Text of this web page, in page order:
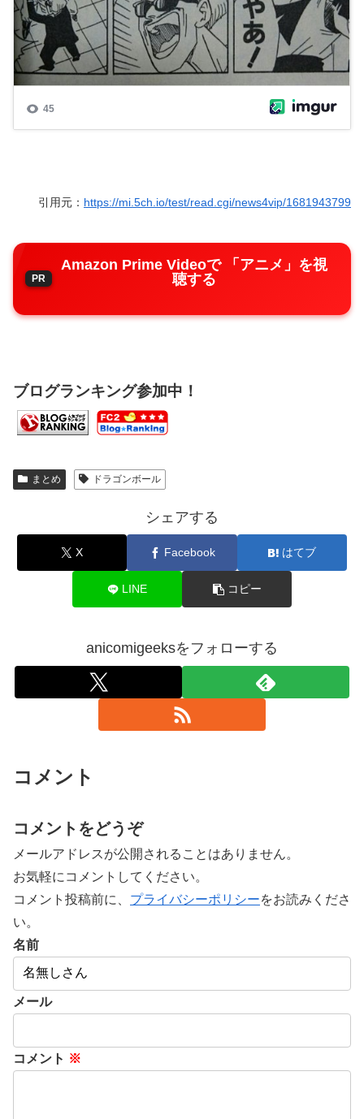
引用元： https://mi.5ch.io/test/read.cgi/news4vip/1681943799
Amazon Prime Videoで 「アニメ」を視
聴する
ブログランキング参加中！
まとめ ドラゴンボール
シェアする
X Facebook はてブ
LINE コピー
anicomigeeksをフォローする
コメント
コメントをどうぞ
メールアドレスが公開されることはありません。
お気軽にコメントしてください。
コメント投稿前に、 プライバシーポリシーをお読みくださ
い。
名前
メール
コメント ※